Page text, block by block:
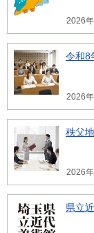
2026
令和8
2026
秩父
2026
県立